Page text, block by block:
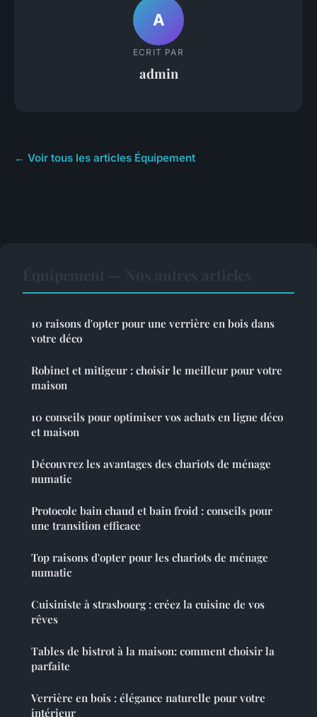
A
ECRIT PAR
admin
← Voir tous les articles Équipement
10 raisons d'opter pour une verrière en bois dans
votre déco
Robinet et mitigeur : choisir le meilleur pour votre
maison
10 conseils pour optimiser vos achats en ligne déco
et maison
Découvrez les avantages des chariots de ménage
numatic
Protocole bain chaud et bain froid : conseils pour
une transition efficace
Top raisons d'opter pour les chariots de ménage
numatic
Cuisiniste à strasbourg : créez la cuisine de vos
rêves
Tables de bistrot à la maison: comment choisir la
parfaite
Verrière en bois : élégance naturelle pour votre
intérieur